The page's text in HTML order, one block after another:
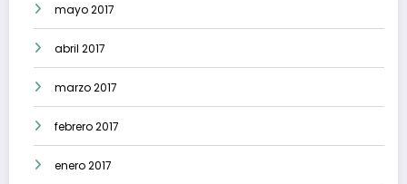
mayo 2017
abril 2017
marzo 2017
febrero 2017
enero 2017